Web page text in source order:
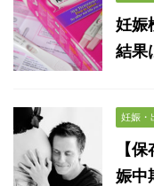
妊娠
結果
妊娠・
【
娠中